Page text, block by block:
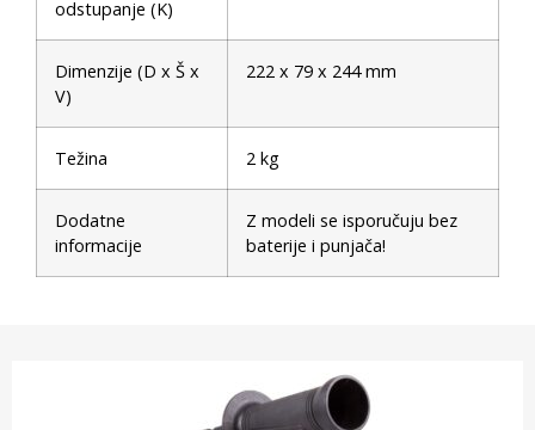
odstupanje (K)
Dimenzije (D x Š x
V)
222 x 79 x 244 mm
Težina 2 kg
Dodatne
informacije
Z modeli se isporučuju bez
baterije i punjača!